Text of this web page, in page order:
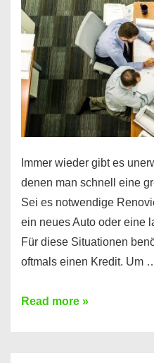
klar!
Immer wieder gibt es
denen man schnell eine
Sei es notwendige
ein neues Auto oder eine
Für diese Situationen
oftmals einen Kredit. Um
Brauchen
Read more »